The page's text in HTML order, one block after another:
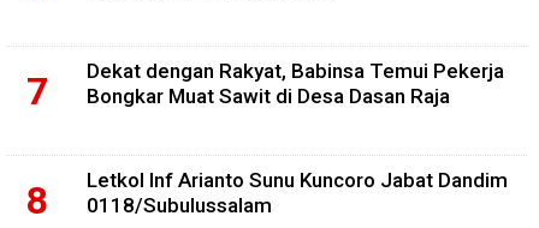
Dekat dengan Rakyat, Babinsa Temui Pekerja
Bongkar Muat Sawit di Desa Dasan Raja
Letkol Inf Arianto Sunu Kuncoro Jabat Dandim
0118/Subulussalam